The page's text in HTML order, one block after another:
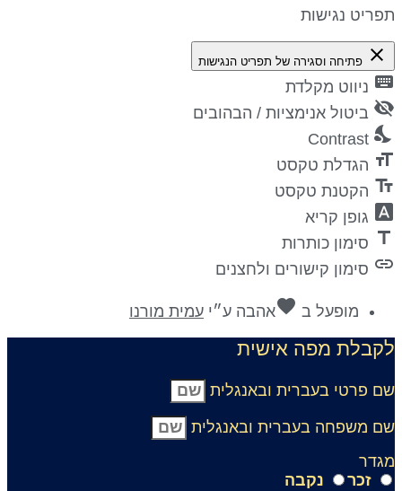
נגישות
close פתיחה וסגירה של תפריט הנגישות
ניווט מקלדת
ביטול אנימציות / הבהובים
Contrast
הגדלת טקסט
הקטנת טקסט
גופן קריא
סימון כותרות
סימון קישורים ולחצנים
מופעל בfavoriteאהבהע״יעמית מורנו
מפה אישית
פרטי בעברית ובאנגלית
משפחה בעברית ובאנגלית
זכר
נקבה